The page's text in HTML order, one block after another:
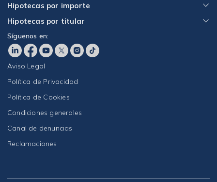
Hipotecas por importe
Hipotecas por titular
Síguenos en:
Aviso Legal
Política de Privacidad
Política de Cookies
Condiciones generales
Canal de denuncias
Reclamaciones